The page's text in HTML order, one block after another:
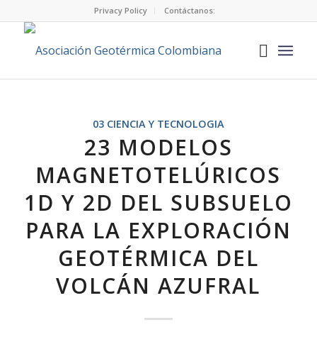
Privacy Policy Contáctanos:
03 CIENCIA Y TECNOLOGIA
23 MODELOS
MAGNETOTELÚRICOS
1D Y 2D DEL SUBSUELO
PARA LA EXPLORACIÓN
GEOTÉRMICA DEL
VOLCÁN AZUFRAL